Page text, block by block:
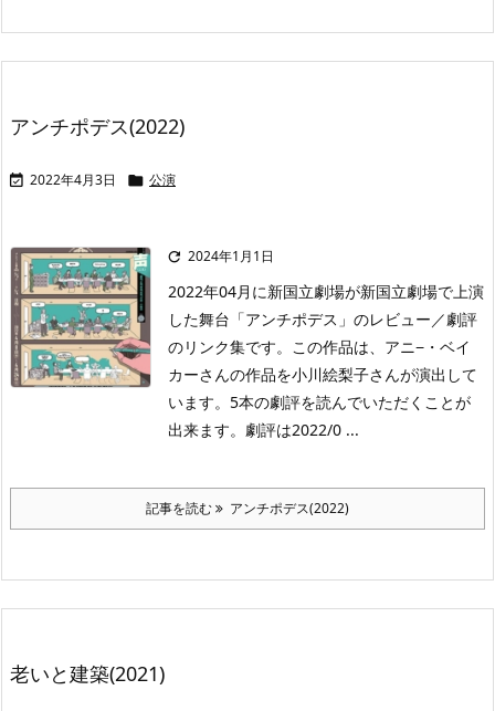
アンチポデス(2022)
 2022年4月3日  公演
 2024年1月1日
2022年04月に新国立劇場が新国立劇場で上演
した舞台「アンチポデス」のレビュー／劇評
のリンク集です。この作品は、アニ−・ベイ
カーさんの作品を小川絵梨子さんが演出して
います。5本の劇評を読んでいただくことが
出来ます。劇評は2022/0 ...
記事を読む アンチポデス(2022)
老いと建築(2021)